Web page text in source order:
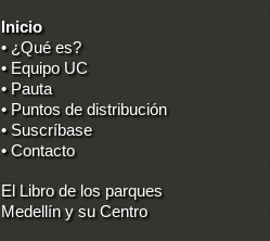
Inicio
• ¿Qué es?
• Equipo UC
• Pauta
• Puntos de distribución
• Suscríbase
• Contacto
El Libro de los parques
Medellín y su Centro